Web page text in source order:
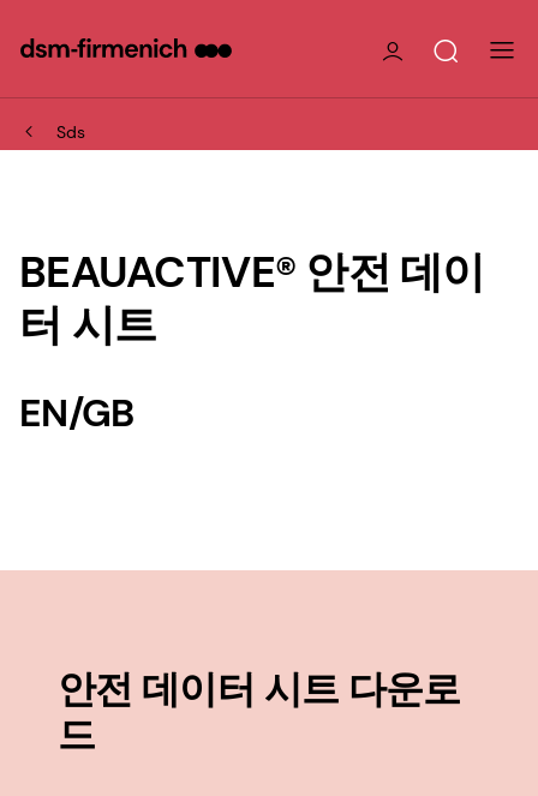
Sds
BEAUACTIVE® 안전 데이
터 시트
EN/GB
안전 데이터 시트 다운로
드